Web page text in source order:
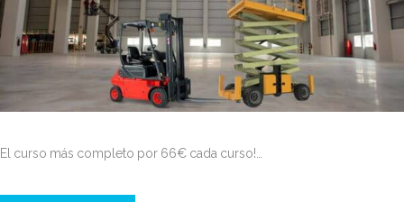
El curso más completo por 66€ cada curso!…